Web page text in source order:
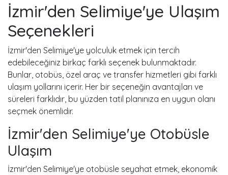
İzmir'den Selimiye'ye Ulaşım
Seçenekleri
İzmir'den Selimiye'ye yolculuk etmek için tercih
edebileceğiniz birkaç farklı seçenek bulunmaktadır.
Bunlar, otobüs, özel araç ve transfer hizmetleri gibi farklı
ulaşım yollarını içerir. Her bir seçeneğin avantajları ve
süreleri farklıdır, bu yüzden tatil planınıza en uygun olanı
seçmek önemlidir.
İzmir'den Selimiye'ye Otobüsle
Ulaşım
İzmir'den Selimiye'ye otobüsle seyahat etmek, ekonomik